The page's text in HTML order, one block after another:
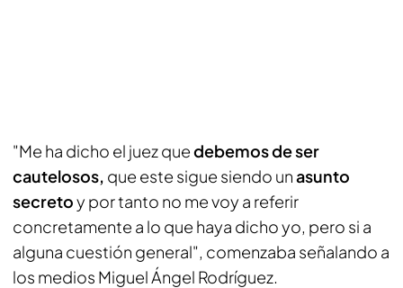
"Me ha dicho el juez quedebemos de ser
cautelosos, que este sigue siendo unasunto
secretoy por tanto no me voy a referir
concretamente a lo que haya dicho yo, pero si a
alguna cuestión general", comenzaba señalando a
los medios Miguel Ángel Rodríguez.